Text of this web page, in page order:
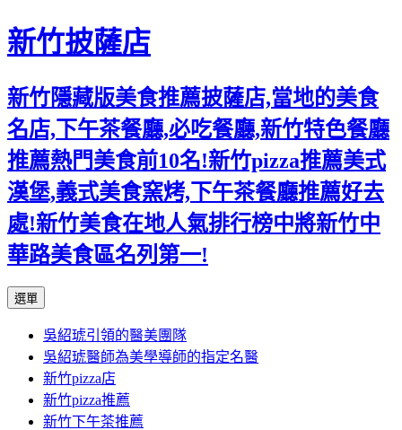
新竹披薩店
新竹隱藏版美食推薦披薩店,當地的美食
名店,下午茶餐廳,必吃餐廳,新竹特色餐廳
推薦熱門美食前10名!新竹pizza推薦美式
漢堡,義式美食窯烤,下午茶餐廳推薦好去
處!新竹美食在地人氣排行榜中將新竹中
華路美食區名列第一!
選單
主
要
內
容
吳紹琥引領的醫美團隊
吳紹琥醫師為美學導師的指定名醫
新竹pizza店
新竹pizza推薦
新竹下午茶推薦